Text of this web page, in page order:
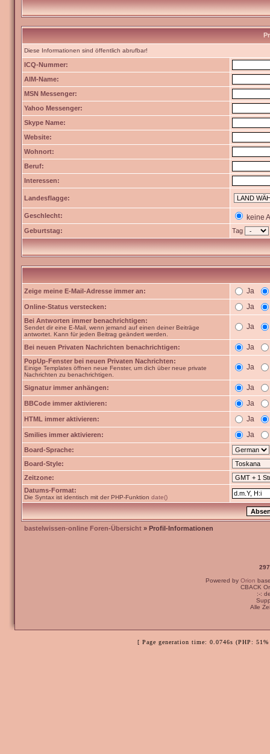
Diese Informationen sind öffentlich abrufbar!
ICQ-Nummer:
AIM-Name:
MSN Messenger:
Yahoo Messenger:
Skype Name:
Website:
Wohnort:
Beruf:
Interessen:
Landesflagge:
Geschlecht: keine
Geburtstag: Tag
Zeige meine E-Mail-Adresse immer an: Ja
Online-Status verstecken: Ja
Bei Antworten immer benachrichtigen:
Sendet dir eine E-Mail, wenn jemand auf einen deiner Beiträge
antwortet. Kann für jeden Beitrag geändert werden.
Ja
Bei neuen Privaten Nachrichten benachrichtigen: Ja
PopUp-Fenster bei neuen Privaten Nachrichten:
Einige Templates öffnen neue Fenster, um dich über neue private
Nachrichten zu benachrichtigen.
Ja
Signatur immer anhängen: Ja
BBCode immer aktivieren: Ja
HTML immer aktivieren: Ja
Smilies immer aktivieren: Ja
Board-Sprache:
Board-Style:
Zeitzone:
Datums-Format:
Die Syntax ist identisch mit der PHP-Funktion date()
bastelwissen-online Foren-Übersicht » Profil-Informationen
Powered by Orion
CBACK
:-:
Alle
[ Page generation time: 0.0746s (PHP: